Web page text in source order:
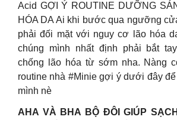
Acid GỢI Ý ROUTINE DƯỠNG
HÓA DA Ai khi bước qua ngưỡng
phải đối mặt với nguy cơ lão hóa
chúng mình nhất định phải bắt
chống lão hóa từ sớm nha. Nàng
routine nhà #Minie gợi ý dưới đây
mình nè
AHA VÀ BHA BỘ ĐÔI GIÚP